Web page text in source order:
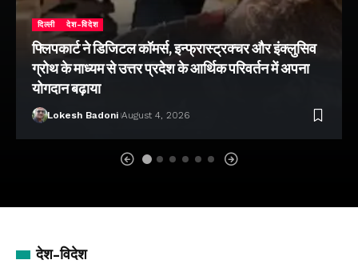
दिल्ली देश-विदेश
फ्लिपकार्ट ने डिजिटल कॉमर्स, इन्फ्रास्ट्रक्चर और इंक्लुसिव
ग्रोथ के माध्यम से उत्तर प्रदेश के आर्थिक परिवर्तन में अपना
योगदान बढ़ाया
Lokesh Badoni August 4, 2026
देश-विदेश